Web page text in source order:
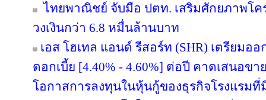
ไทยพาณิชย์ จับมือ ปตท. เสริมศักยภาพโค
วงเงินกว่า 6.8 หมื่นล้านบาท
เอส โฮเทล แอนด์ รีสอร์ท (SHR) เตรียมอ
ดอกเบี้ย [4.40% - 4.60%] ต่อปี คาดเสนอขา
โอกาสการลงทุนในหุ้นกู้ของธุรกิจโรงแรม